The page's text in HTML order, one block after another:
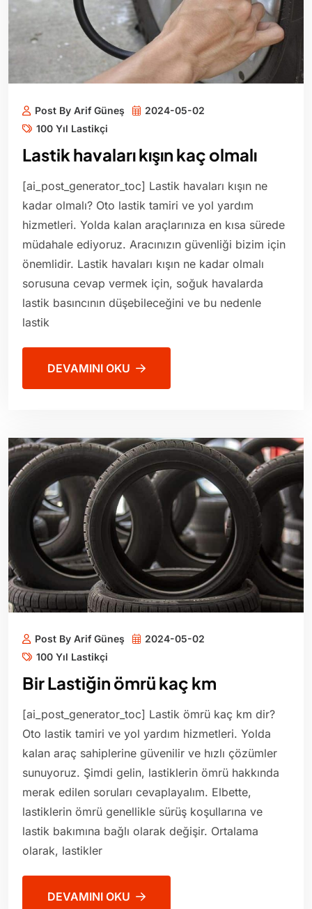
Post By Arif Güneş
2024-05-02
100 Yıl Lastikçi
Lastik havaları kışın kaç olmalı
[ai_post_generator_toc] Lastik havaları kışın ne
kadar olmalı? Oto lastik tamiri ve yol yardım
hizmetleri. Yolda kalan araçlarınıza en kısa sürede
müdahale ediyoruz. Aracınızın güvenliği bizim için
önemlidir. Lastik havaları kışın ne kadar olmalı
sorusuna cevap vermek için, soğuk havalarda
lastik basıncının düşebileceğini ve bu nedenle
lastik
DEVAMINI OKU
Post By Arif Güneş
2024-05-02
100 Yıl Lastikçi
Bir Lastiğin ömrü kaç km
[ai_post_generator_toc] Lastik ömrü kaç km dir?
Oto lastik tamiri ve yol yardım hizmetleri. Yolda
kalan araç sahiplerine güvenilir ve hızlı çözümler
sunuyoruz. Şimdi gelin, lastiklerin ömrü hakkında
merak edilen soruları cevaplayalım. Elbette,
lastiklerin ömrü genellikle sürüş koşullarına ve
lastik bakımına bağlı olarak değişir. Ortalama
olarak, lastikler
DEVAMINI OKU